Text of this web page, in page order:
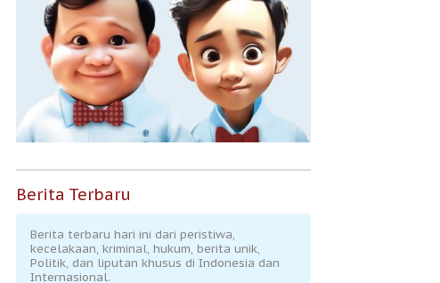
Berita Terbaru
Berita terbaru hari ini dari peristiwa,
kecelakaan, kriminal, hukum, berita unik,
Politik, dan liputan khusus di Indonesia dan
Internasional.